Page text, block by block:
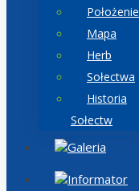
Położenie
Mapa
Herb
Sołectwa
Historia
Sołectw
Galeria
Informator